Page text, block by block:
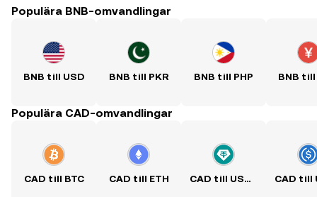
Populära BNB-omvandlingar
BNB till USD BNB till PKR BNB till PHP BNB till
Populära CAD-omvandlingar
CAD till BTC CAD till ETH CAD till USDT